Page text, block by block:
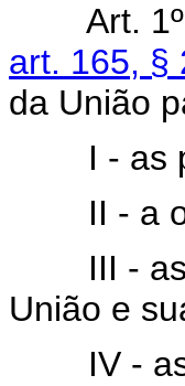
Art.
art. 165, §
da União
I - as
II - a
III - as
União e
IV - as